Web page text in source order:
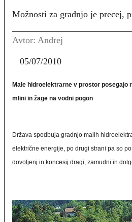
Možnosti za gradnjo je precej,
Avtor: Andrej
05/07/2010
Male hidroelektrarne v prostor posegajo
mlini in žage na vodni pogon
Država spodbuja gradnjo malih
električne energije, po drugi strani pa so
dovoljenj in koncesij dragi, zamudni in